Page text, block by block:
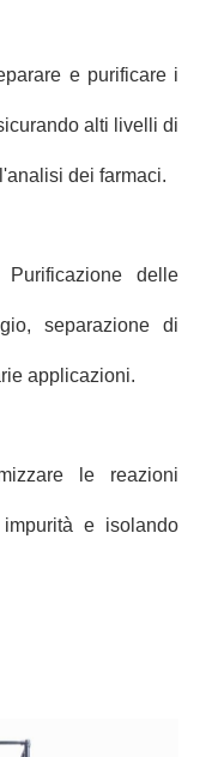
e purificare i
alti livelli di
dei farmaci.
Purificazione delle
separazione di
applicazioni.
le reazioni
e isolando